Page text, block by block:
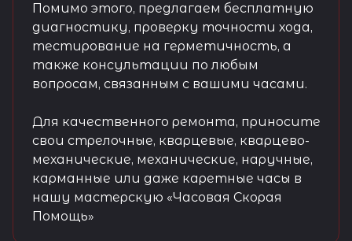
Помимо этого, предлагаем бесплатную
диагностику, проверку точности хода,
тестирование на герметичность, а
также консультации по любым
вопросам, связанным с вашими часами.
Для качественного ремонта, приносите
свои стрелочные, кварцевые, кварцево-
механические, механические, наручные,
карманные или даже каретные часы в
нашу мастерскую «Часовая Скорая
Помощь»